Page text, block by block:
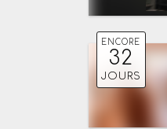
ENCORE
32
JOURS